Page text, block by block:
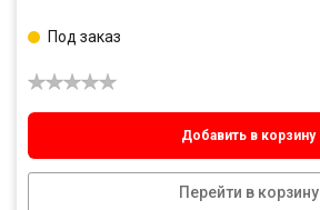
Добавить в корзину
Перейти в корзину
Под заказ